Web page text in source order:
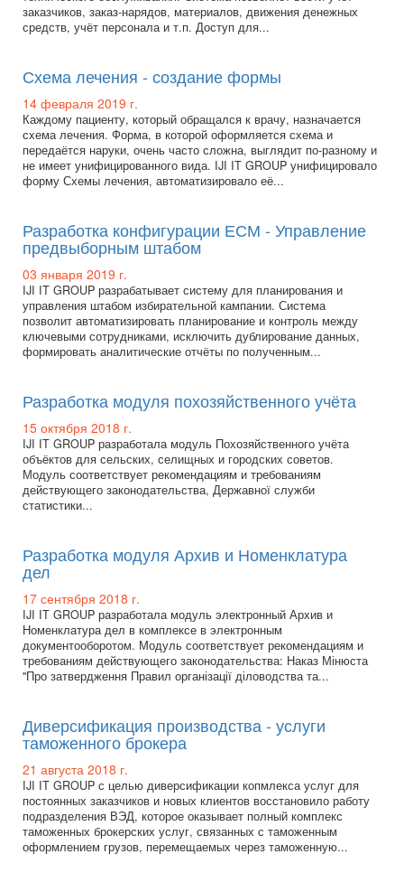
заказчиков, заказ-нарядов, материалов, движения денежных
средств, учёт персонала и т.п. Доступ для...
Схема лечения - создание формы
14 февраля 2019 г.
Каждому пациенту, который обращался к врачу, назначается
схема лечения. Форма, в которой оформляется схема и
передаётся наруки, очень часто сложна, выглядит по-разному и
не имеет унифицированного вида. IJI IT GROUP унифицировало
форму Схемы лечения, автоматизировало её...
Разработка конфигурации ЕСМ - Управление
предвыборным штабом
03 января 2019 г.
IJI IT GROUP разрабатывает систему для планирования и
управления штабом избирательной кампании. Система
позволит автоматизировать планирование и контроль между
ключевыми сотрудниками, исключить дублирование данных,
формировать аналитические отчёты по полученным...
Разработка модуля похозяйственного учёта
15 октября 2018 г.
IJI IT GROUP разработала модуль Похозяйственного учёта
объёктов для сельских, селищных и городских советов.
Модуль соответствует рекомендациям и требованиям
действующего законодательства, Державної служби
статистики...
Разработка модуля Архив и Номенклатура
дел
17 сентября 2018 г.
IJI IT GROUP разработала модуль электронный Архив и
Номенклатура дел в комплексе в электронным
документооборотом. Модуль соответствует рекомендациям и
требованиям действующего законодательства: Наказ Мінюста
"Про затвердження Правил організації діловодства та...
Диверсификация производства - услуги
таможенного брокера
21 августа 2018 г.
IJI IT GROUP с целью диверсификации копмлекса услуг для
постоянных заказчиков и новых клиентов восстановило работу
подразделения ВЭД, которое оказывает полный комплекс
таможенных брокерских услуг, связанных с таможенным
оформлением грузов, перемещаемых через таможенную...